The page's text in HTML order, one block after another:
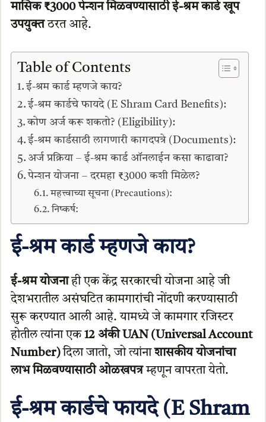
मासिक ₹3000 पेन्शन मिळवण्यासाठी ई-श्रम कार्ड खूप
उपयुक्तठरत आहे.
Table of Contents
ई-श्रम कार्ड म्हणजे काय?
ई-श्रम कार्डचे फायदे (E Shram Card Benefits):
कोण अर्ज करू शकतो? (Eligibility):
ई-श्रम कार्डसाठी लागणारी कागदपत्रे (Documents):
अर्ज प्रक्रिया – ई-श्रम कार्ड ऑनलाईन कसा काढावा?
पेन्शन योजना – दरमहा ₹3000 कशी मिळेल?
महत्त्वाच्या सूचना (Precautions):
निष्कर्ष:
ई-श्रम कार्ड म्हणजे काय?
ई-श्रम योजनाही एक केंद्र सरकारची योजना आहे जी
देशभरातील असंघटित कामगारांची नोंदणी करण्यासाठी
सुरू करण्यात आली आहे. यामध्ये जे कामगार रजिस्टर
होतील त्यांना एक 12 अंकी UAN (Universal Account
Number)दिला जातो, जो त्यांनाशासकीय योजनांचा
लाभ मिळवण्यासाठी ओळखपत्रम्हणून वापरता येतो.
ई-श्रम कार्डचे फायदे (E Shram